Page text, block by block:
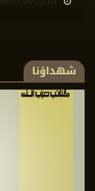
شهداؤنا